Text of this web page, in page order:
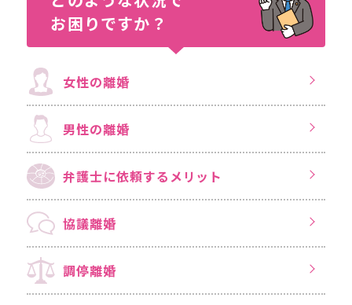
お困りですか？
女性の離婚
男性の離婚
弁護士に依頼するメリット
協議離婚
調停離婚